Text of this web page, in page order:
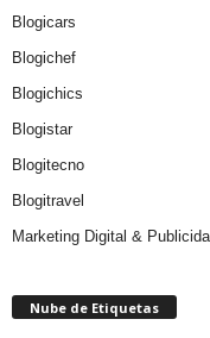
Blogicars
Blogichef
Blogichics
Blogistar
Blogitecno
Blogitravel
Marketing Digital &
Nube de Etiquetas